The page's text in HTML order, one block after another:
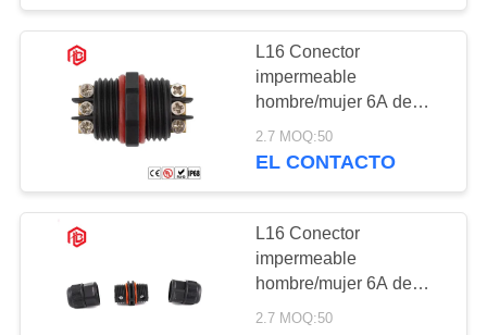
soporte del panel
Prenda
impermeable multi
de los conectores
pin
L16 Conector
impermeable
hombre/mujer 6A de
cobre para el sistema de
energía solar de PCB
2.7 MOQ:50
EL CONTACTO
L16 Conector
impermeable
hombre/mujer 6A de
cobre para el sistema de
2.7 MOQ:50